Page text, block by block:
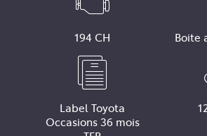
194 CH Boite
Label Toyota
Occasions 36 mois